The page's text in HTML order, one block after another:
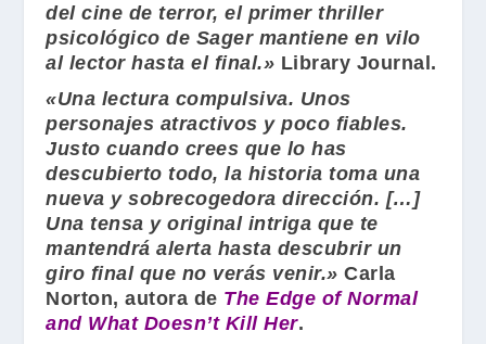
del cine de terror, el primer thriller
psicológico de Sagermantiene en vilo
al lector hasta el final.» Library Journal .
«Una lectura compulsiva. Unos
personajes atractivos y poco fiables.
Justo cuando crees que lo has
descubierto todo, la historia toma una
nueva y sobrecogedora dirección. […]
Una tensa y original intriga que te
mantendrá alerta hasta descubrir un
giro final que no verás venir.»Carla
Norton, autora de The Edge of Normal
and What Doesn’t Kill Her.